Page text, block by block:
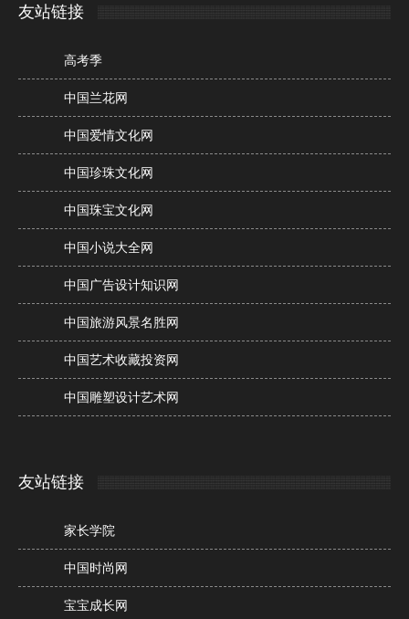
友站链接
高考季
中国兰花网
中国爱情文化网
中国珍珠文化网
中国珠宝文化网
中国小说大全网
中国广告设计知识网
中国旅游风景名胜网
中国艺术收藏投资网
中国雕塑设计艺术网
友站链接
家长学院
中国时尚网
宝宝成长网